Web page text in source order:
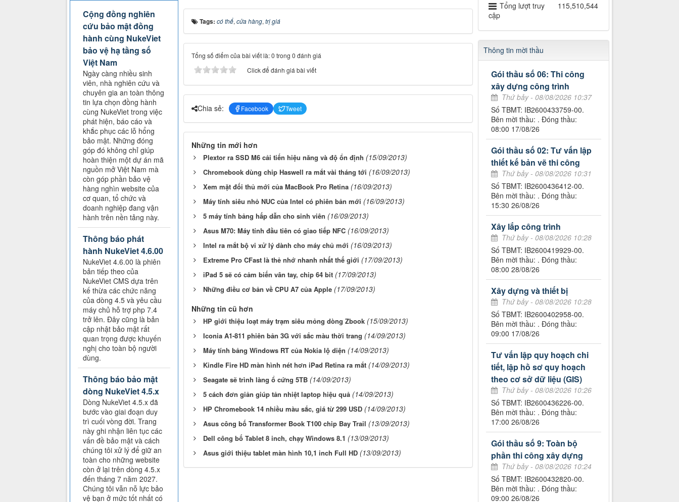
Tags: có thể, cửa hàng, trị giá
Tổng số điểm của bài viết là: 0 trong 0 đánh giá
Click để đánh giá bài viết
Chia sẻ: Facebook Tweet
Những tin mới hơn
Plextor ra SSD M6 cải tiến hiệu năng và độ ổn định (15/09/2013)
Chromebook dùng chip Haswell ra mắt vài tháng tới (16/09/2013)
Xem mặt đối thủ mới của MacBook Pro Retina (16/09/2013)
Máy tính siêu nhỏ NUC của Intel có phiên bản mới (16/09/2013)
5 máy tính bảng hấp dẫn cho sinh viên (16/09/2013)
Asus M70: Máy tính đầu tiên có giao tiếp NFC (16/09/2013)
Intel ra mắt bộ vi xử lý dành cho máy chủ mới (16/09/2013)
Extreme Pro CFast là thẻ nhớ nhanh nhất thế giới (17/09/2013)
iPad 5 sẽ có cảm biến vân tay, chip 64 bit (17/09/2013)
Những điều cơ bản về CPU A7 của Apple (17/09/2013)
Những tin cũ hơn
HP giới thiệu loạt máy trạm siêu mỏng dòng Zbook (15/09/2013)
Iconia A1-811 phiên bản 3G với sắc màu thời trang (14/09/2013)
Máy tính bảng Windows RT của Nokia lộ diện (14/09/2013)
Kindle Fire HD màn hình nét hơn iPad Retina ra mắt (14/09/2013)
Seagate sẽ trình làng ổ cứng 5TB (14/09/2013)
5 cách đơn giản giúp tản nhiệt laptop hiệu quả (14/09/2013)
HP Chromebook 14 nhiều màu sắc, giá từ 299 USD (14/09/2013)
Asus công bố Transformer Book T100 chip Bay Trail (13/09/2013)
Dell công bố Tablet 8 inch, chạy Windows 8.1 (13/09/2013)
Asus giới thiệu tablet màn hình 10,1 inch Full HD (13/09/2013)
Tổng lượt truy
cập
115,510,544
Thông tin mời thầu
Gói thầu số 06: Thi công
xây dựng công trình
Thứ bảy - 08/08/2026 10:37
Số TBMT: IB2600433759-00.
Bên mời thầu: . Đóng thầu:
08:00 17/08/26
Gói thầu số 02: Tư vấn lập
thiết kế bản vẽ thi công
Thứ bảy - 08/08/2026 10:31
Số TBMT: IB2600436412-00.
Bên mời thầu: . Đóng thầu:
15:30 26/08/26
Xây lắp công trình
Thứ bảy - 08/08/2026 10:28
Số TBMT: IB2600419929-00.
Bên mời thầu: . Đóng thầu:
08:00 28/08/26
Xây dựng và thiết bị
Thứ bảy - 08/08/2026 10:28
Số TBMT: IB2600402958-00.
Bên mời thầu: . Đóng thầu:
09:00 17/08/26
Tư vấn lập quy hoạch chi
tiết, lập hồ sơ quy hoạch
theo cơ sở dữ liệu (GIS)
Thứ bảy - 08/08/2026 10:26
Số TBMT: IB2600436226-00.
Bên mời thầu: . Đóng thầu:
17:00 26/08/26
Gói thầu số 9: Toàn bộ
phần thi công xây dựng
Thứ bảy - 08/08/2026 10:24
Số TBMT: IB2600432820-00.
Bên mời thầu: . Đóng thầu:
09:00 26/08/26
Cộng đồng nghiên
cứu bảo mật đồng
hành cùng NukeViet
bảo vệ hạ tầng số
Việt Nam
Ngày càng nhiều sinh
viên, nhà nghiên cứu và
chuyên gia an toàn thông
tin lựa chọn đồng hành
cùng NukeViet trong việc
phát hiện, báo cáo và
khắc phục các lỗ hổng
bảo mật. Những đóng
góp đó không chỉ giúp
hoàn thiện một dự án mã
nguồn mở Việt Nam mà
còn góp phần bảo vệ
hàng nghìn website của
cơ quan, tổ chức và
doanh nghiệp đang vận
hành trên nền tảng này.
Thông báo phát
hành NukeViet 4.6.00
NukeViet 4.6.00 là phiên
bản tiếp theo của
NukeViet CMS dựa trên
kế thừa các chức năng
của dòng 4.5 và yêu cầu
máy chủ hỗ trợ php 7.4
trở lên. Đây cũng là bản
cập nhật bảo mật rất
quan trọng được khuyến
nghị cho toàn bộ người
dùng.
Thông báo bảo mật
dòng NukeViet 4.5.x
Dòng NukeViet 4.5.x đã
bước vào giai đoạn duy
trì cuối vòng đời. Trang
này ghi nhận liên tục các
vấn đề bảo mật và cách
chúng tôi xử lý để giữ an
toàn cho những website
còn ở lại trên dòng 4.5.x
đến tháng 7 năm 2027.
Chúng tôi vẫn nỗ lực bảo
vệ bạn ở mức tốt nhất có